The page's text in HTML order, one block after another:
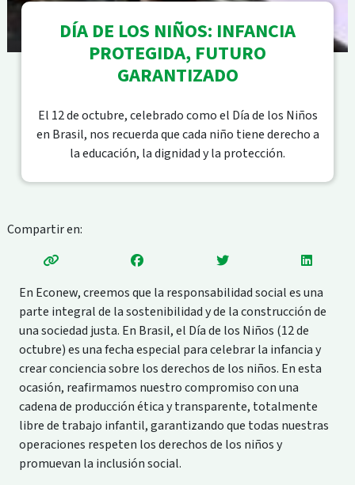
DÍA DE LOS NIÑOS: INFANCIA
PROTEGIDA, FUTURO
GARANTIZADO
El 12 de octubre, celebrado como el Día de los Niños
en Brasil, nos recuerda que cada niño tiene derecho a
la educación, la dignidad y la protección.
Compartir en:
En Econew, creemos que la responsabilidad social es una
parte integral de la sostenibilidad y de la construcción de
una sociedad justa. En Brasil, el Día de los Niños (12 de
octubre) es una fecha especial para celebrar la infancia y
crear conciencia sobre los derechos de los niños. En esta
ocasión, reafirmamos nuestro compromiso con una
cadena de producción ética y transparente, totalmente
libre de trabajo infantil, garantizando que todas nuestras
operaciones respeten los derechos de los niños y
promuevan la inclusión social.